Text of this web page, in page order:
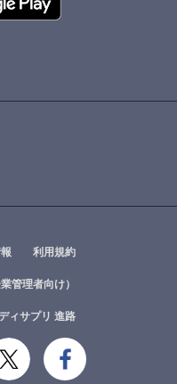
利用規約
管理者向け）
ィサプリ 進路